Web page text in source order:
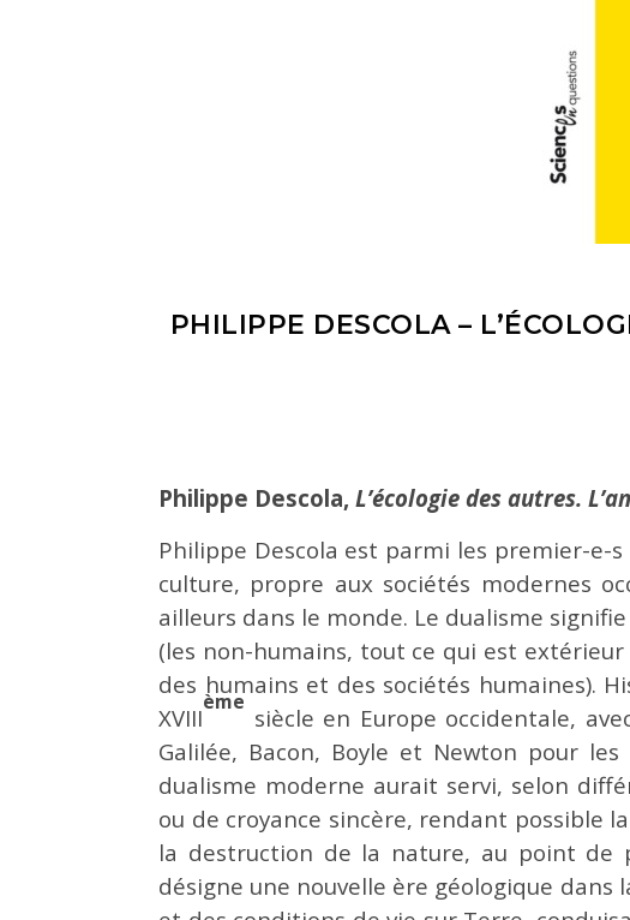
PHILIPPE DESCOLA –
Philippe Descola, L’écologie des autres.
Philippe Descola est parmi les premier-e-
culture, propre aux sociétés modernes
ailleurs dans le monde. Le dualisme
(les non-humains, tout ce qui est
des humains et des sociétés humaines).
XVIII
ème
siècle en Europe occidentale,
Galilée, Bacon, Boyle et Newton pour
dualisme moderne aurait servi, selon
ou de croyance sincère, rendant possible
la destruction de la nature, au point de
désigne une nouvelle ère géologique